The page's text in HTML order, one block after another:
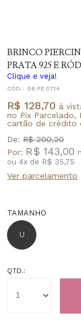
BRINCO
PRATA 925 E
Clique e veja!
CÓD.: 06.FE.0714
R$ 128,70 à
no Pix Parcelado,
cartão de crédito
De: R$ 200,20
Por: R$ 143,00
ou 4x de R$ 35,75
TAMANHO
U
QTD.: